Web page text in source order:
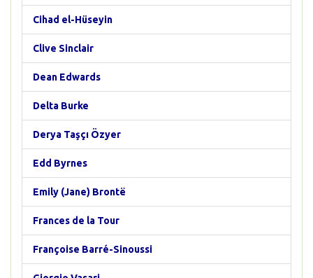
Cihad el-Hüseyin
Clive Sinclair
Dean Edwards
Delta Burke
Derya Taşçı Özyer
Edd Byrnes
Emily (Jane) Brontë
Frances de la Tour
Françoise Barré-Sinoussi